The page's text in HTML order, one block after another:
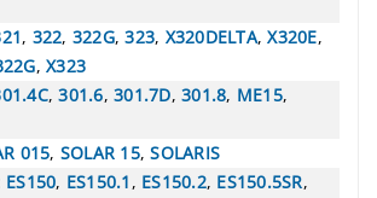
, 322, 322G,323, X320DELTA,X320E,
, X323
,301.6, 301.7D, 301.8, ME15,
015, SOLAR 15,SOLARIS
ES150, ES150.1 , ES150.2, ES150.5SR,